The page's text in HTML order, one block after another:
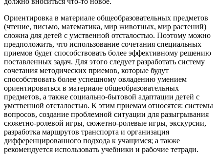
Ориентировка в материале общеобразовательных предметов
(чтение, письмо, математика, мир животных, мир растений)
сложна для детей с умственной отсталостью. Поэтому можно
предположить, что использование сочетания специальных
приемов будет способствовать более эффективному решению
поставленных задач. Для этого следует разработать систему
сочетания методических приемов, которые будут
способствовать более успешному овладению умением
ориентироваться в материале общеобразовательных
предметов, а также социально-бытовой адаптации детей с
умственной отсталостью. К этим приемам относятся: системы
вопросов, создание проблемной ситуации для разыгрывания
сюжетно-ролевой игры, сюжетно-ролевые игры, экскурсии,
разработка маршрутов транспорта и организация
дифференцированного подхода к учащимся; а также
рекомендуется использовать учебники и рабочие тетради.